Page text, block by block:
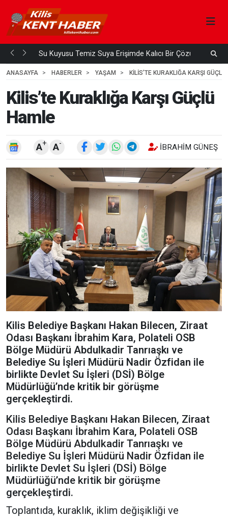
Su Kuyusu Temiz Suya Erişimde Kalıcı Bir Çözüm
4
ANASAYFA HABERLER YAŞAM KILIS’TE KURAKLIĞA KARŞI
Kilis’te Kuraklığa Karşı Güçlü
Hamle
A+ A- İBRAHIM GÜNEŞ
Kilis Belediye Başkanı Hakan Bilecen, Ziraat
Odası Başkanı İbrahim Kara, Polateli OSB
Bölge Müdürü Abdulkadir Tanrıaşkı ve
Belediye Su İşleri Müdürü Nadir Özfidan ile
birlikte Devlet Su İşleri (DSİ) Bölge
Müdürlüğü’nde kritik bir görüşme
gerçekleştirdi.
Kilis Belediye Başkanı Hakan Bilecen, Ziraat
Odası Başkanı İbrahim Kara, Polateli OSB
Bölge Müdürü Abdulkadir Tanrıaşkı ve
Belediye Su İşleri Müdürü Nadir Özfidan ile
birlikte Devlet Su İşleri (DSİ) Bölge
Müdürlüğü’nde kritik bir görüşme
gerçekleştirdi.
Toplantıda, kuraklık, iklim değişikliği ve